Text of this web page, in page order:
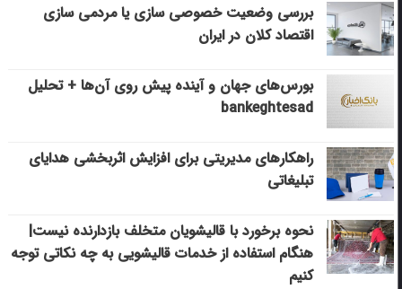
بررسی وضعیت خصوصی سازی یا مردمی سازی
اقتصاد کلان در ایران
بورس‌های جهان و آینده پیش روی آن‌ها + تحلیل
bankeghtesad
راهکارهای مدیریتی برای افزایش اثربخشی هدایای
تبلیغاتی
نحوه برخورد با قالیشویان متخلف بازدارنده نیست|
هنگام استفاده از خدمات قالیشویی به چه نکاتی توجه
کنیم